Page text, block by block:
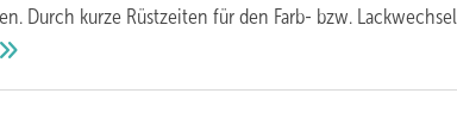
Durch kurze Rüstzeiten für den Farb- bzw. Lackwechsel